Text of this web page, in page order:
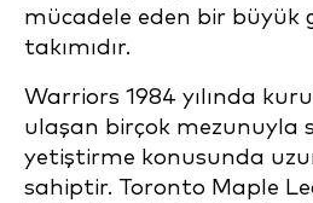
mücadele eden bir büyük
takımıdır.
Warriors 1984 yılında
ulaşan birçok mezunuyla
yetiştirme konusunda
sahiptir. Toronto Maple